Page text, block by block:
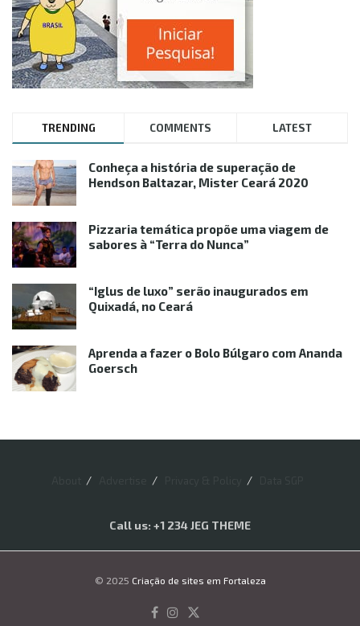
TRENDING COMMENTS LATEST
Conheça a história de superação de
Hendson Baltazar, Mister Ceará 2020
Pizzaria temática propõe uma viagem de
sabores à “Terra do Nunca”
“Iglus de luxo” serão inaugurados em
Quixadá, no Ceará
Aprenda a fazer o Bolo Búlgaro com Ananda
Goersch
Call us: +1 234 JEG THEME
© 2025 Criação de sites em Fortaleza